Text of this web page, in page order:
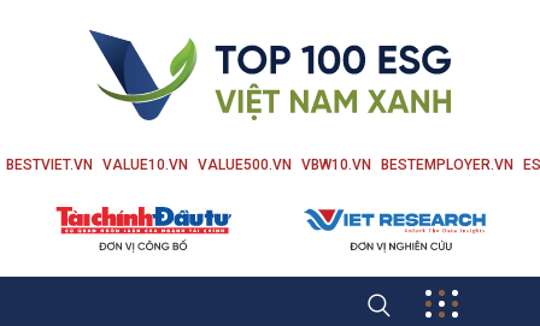
BESTVIET.VN VALUE10.VN VALUE500.VN VBW10.VN BESTEMPLOYER.VN